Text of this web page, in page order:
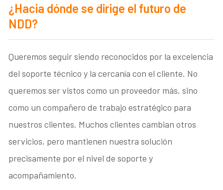
¿Hacia dónde se dirige el futuro de
NDD?
Queremos seguir siendo reconocidos por la excelencia
del soporte técnico y la cercanía con el cliente. No
queremos ser vistos como un proveedor más, sino
como un compañero de trabajo estratégico para
nuestros clientes. Muchos clientes cambian otros
servicios, pero mantienen nuestra solución
precisamente por el nivel de soporte y
acompañamiento.